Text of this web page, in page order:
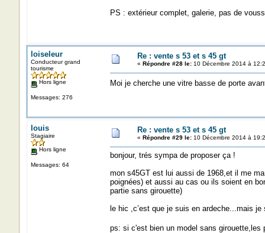
PS : extérieur complet, galerie, pas de
loiseleur
Conducteur grand
tourisme
Hors ligne
Messages: 276
Re : vente s 53 et s 45 gt
« Répondre #28 le:10 Décembre 2014 à
Moi je cherche une vitre basse de porte
louis
Stagiaire
Hors ligne
Messages: 64
Re : vente s 53 et s 45 gt
« Répondre #29 le:10 Décembre 2014 à
bonjour, trés sympa de proposer ça !
mon s45GT est lui aussi de 1968,et il me
poignées) et aussi au cas ou ils soient en
partie sans girouette)
le hic ,c’est que je suis en ardeche...mais
ps: si c'est bien un model sans